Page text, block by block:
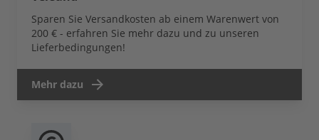
Sparen Sie Versandkosten ab einem Warenwert von
200 € - erfahren Sie mehr dazu und zu unseren
Lieferbedingungen!
Mehr dazu